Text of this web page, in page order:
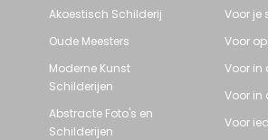
Akoestisch Schilderij
Oude Meesters
Moderne Kunst
Schilderijen
Abstracte Foto's en
Schilderijen
Voor je
Voor
Voor in
Voor in
Voor